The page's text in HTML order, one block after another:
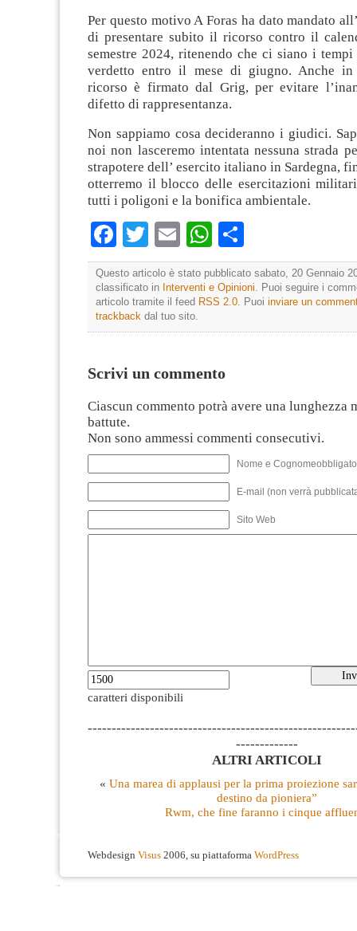
Per questo motivo A Foras ha dato mandato
di presentare subito il ricorso contro il
semestre 2024, ritenendo che ci siano i
verdetto entro il mese di giugno. Anche
ricorso è firmato dal Grig, per evitare
difetto di rappresentanza.
Non sappiamo cosa decideranno i giudici.
noi non lasceremo intentata nessuna strada
strapotere dell’ esercito italiano in Sardegna,
otterremo il blocco delle esercitazioni
tutti i poligoni e la bonifica ambientale.
Facebook
TwitterEmailWhatsApp
Questo articolo è stato pubblicato sabato, 20 Gennaio
classificato in Interventi e Opinioni . Puoi seguire i
articolo tramite il feed RSS 2.0 . Puoi inviare un
trackback dal tuo sito.
Scrivi un commento
Ciascun commento potrà avere una lunghezza
battute.
Non sono ammessi commenti consecutivi.
Nome e
E-mail (non verrà
Sito Web
caratteri disponibili
-------------
ALTRI ARTICOLI
« Una marea di applausi per la prima proiezione
destino da pioniera”
Rwm, che fine faranno i cinque
Webdesign Visus 2006, su piattaforma WordPress